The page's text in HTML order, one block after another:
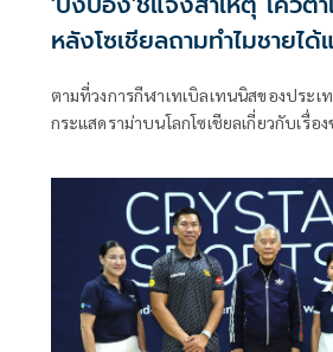
หลังโซเชียลถามทำไมชายได้
ตามที่วงการกีฬาเทเบิลเทนนิสของประเ
กระแสดราม่าบนโลกโซเชียลเกี่ยวกับเรื่อ
ปลายปีที่จะถึงนี้นั่นคือ "มหกรรมกีฬาเอเ
เมืองนาโงย่า ประเทศญี่ปุ่น ระหว่างวันที่
ตุลาคม 2569 ซึ่งโลกโซเชียลหยิบยกประ
ไทยเตรียมจะส่งนักกีฬาฝ่ายหญิงเข้าร่วม
ฝ่ายชายมีจำนวนเพียง 3 คน โดยที่สมาคม
ชายที่ได้สิทธิ์เป็นตัวยืนแล้ว และมีการเปิ
เดียวนั้น